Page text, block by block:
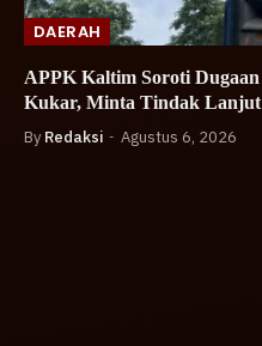
DAERAH
APPK Kaltim Soroti
Kukar, Minta Tindak Lanjut
By Redaksi Agustus 6, 2026